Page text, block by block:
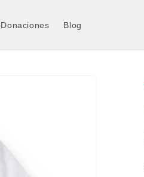
Donaciones Blog